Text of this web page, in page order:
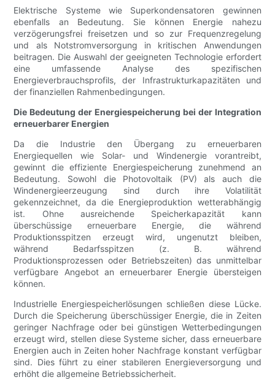
Elektrische Systeme wie Superkondensatoren gewinnen
ebenfalls an Bedeutung. Sie können Energie nahezu
verzögerungsfrei freisetzen und so zur Frequenzregelung
und als Notstromversorgung in kritischen Anwendungen
beitragen. Die Auswahl der geeigneten Technologie erfordert
eine umfassende Analyse des spezifischen
Energieverbrauchsprofils, der Infrastrukturkapazitäten und
der finanziellen Rahmenbedingungen.
Die Bedeutung der Energiespeicherung bei der Integration
erneuerbarer Energien
Da die Industrie den Übergang zu erneuerbaren
Energiequellen wie Solar- und Windenergie vorantreibt,
gewinnt die effiziente Energiespeicherung zunehmend an
Bedeutung. Sowohl die Photovoltaik (PV) als auch die
Windenergieerzeugung sind durch ihre Volatilität
gekennzeichnet, da die Energieproduktion wetterabhängig
ist. Ohne ausreichende Speicherkapazität kann
überschüssige erneuerbare Energie, die während
Produktionsspitzen erzeugt wird, ungenutzt bleiben,
während Bedarfsspitzen (z. B. während
Produktionsprozessen oder Betriebszeiten) das unmittelbar
verfügbare Angebot an erneuerbarer Energie übersteigen
können.
Industrielle Energiespeicherlösungen schließen diese Lücke.
Durch die Speicherung überschüssiger Energie, die in Zeiten
geringer Nachfrage oder bei günstigen Wetterbedingungen
erzeugt wird, stellen diese Systeme sicher, dass erneuerbare
Energien auch in Zeiten hoher Nachfrage konstant verfügbar
sind. Dies führt zu einer stabileren Energieversorgung und
erhöht die allgemeine Betriebssicherheit.